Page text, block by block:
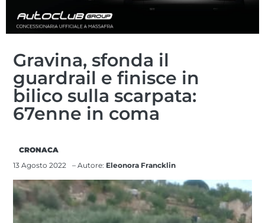
Gravina, sfonda il
guardrail e finisce in
bilico sulla scarpata:
67enne in coma
CRONACA
13 Agosto 2022
– Autore: Eleonora Francklin